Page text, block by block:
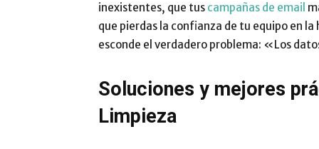
inexistentes, que tus campañas de email
que pierdas la confianza de tu equipo en
esconde el verdadero problema: «Los
Soluciones y mejores
Limpieza